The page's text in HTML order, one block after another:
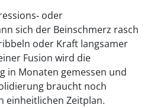
oder
sich der Beinschmerz rasch
oder Kraft langsamer
Fusion wird die
in Monaten gemessen und
braucht noch
einheitlichen Zeitplan.